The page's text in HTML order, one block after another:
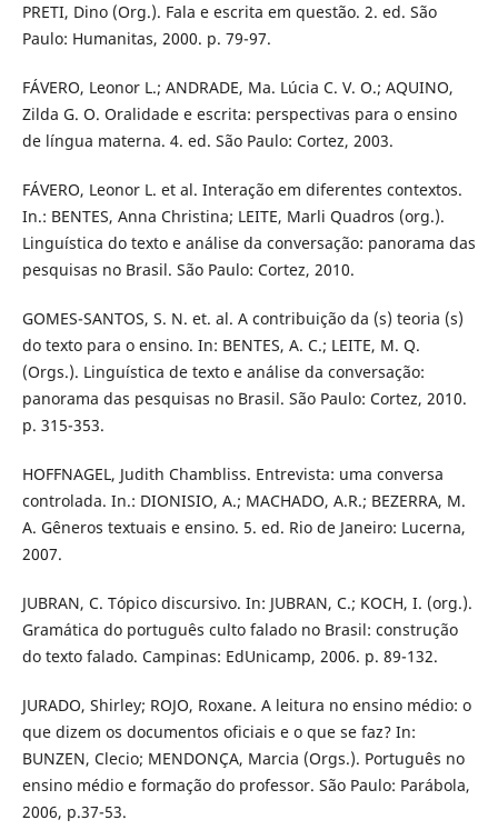
PRETI, Dino (Org.). Fala e escrita em questão. 2. ed. São
Paulo: Humanitas, 2000. p. 79-97.
FÁVERO, Leonor L.; ANDRADE, Ma. Lúcia C. V. O.; AQUINO,
Zilda G. O. Oralidade e escrita: perspectivas para o ensino
de língua materna. 4. ed. São Paulo: Cortez, 2003.
FÁVERO, Leonor L. et al. Interação em diferentes contextos.
In.: BENTES, Anna Christina; LEITE, Marli Quadros (org.).
Linguística do texto e análise da conversação: panorama das
pesquisas no Brasil. São Paulo: Cortez, 2010.
GOMES-SANTOS, S. N. et. al. A contribuição da (s) teoria (s)
do texto para o ensino. In: BENTES, A. C.; LEITE, M. Q.
(Orgs.). Linguística de texto e análise da conversação:
panorama das pesquisas no Brasil. São Paulo: Cortez, 2010.
p. 315-353.
HOFFNAGEL, Judith Chambliss. Entrevista: uma conversa
controlada. In.: DIONISIO, A.; MACHADO, A.R.; BEZERRA, M.
A. Gêneros textuais e ensino. 5. ed. Rio de Janeiro: Lucerna,
2007.
JUBRAN, C. Tópico discursivo. In: JUBRAN, C.; KOCH, I. (org.).
Gramática do português culto falado no Brasil: construção
do texto falado. Campinas: EdUnicamp, 2006. p. 89-132.
JURADO, Shirley; ROJO, Roxane. A leitura no ensino médio: o
que dizem os documentos oficiais e o que se faz? In:
BUNZEN, Clecio; MENDONÇA, Marcia (Orgs.). Português no
ensino médio e formação do professor. São Paulo: Parábola,
2006, p.37-53.